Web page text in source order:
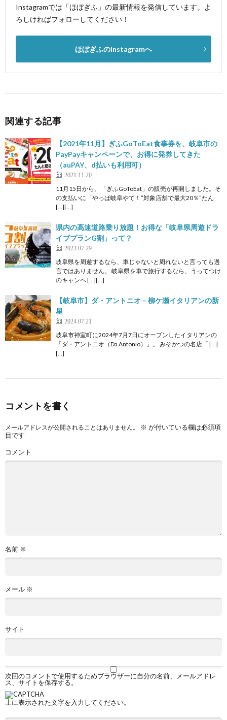
Instagramでは「ほぼぎふ」の最新情報を発信しています。よ
ろしければフォローしてください！
ほぼぎふのInstagramへ
関連する記事
【2021年11月】ぎふGoToEat食事券を、岐阜市の
PayPayキャンペーンで、お得に発券してきた
（auPAY、d払いも利用可）
2021.11.20
11月15日から、「ぎふGoToEat」の販売が再開しました。そ
の支払いに「やっぱ岐阜やて！”対象店舗で最大20％”たん
[…][…]
県内の高速道路乗り放題！お得な「岐阜県周遊ドラ
イブプランG割」って？
2023.07.29
岐阜県を周遊するなら、車じゃないと周れないと言っても過
言ではありません。 岐阜県を車で旅行するなら、うってつけ
のキャンペ […][…]
【岐阜市】ダ・アントニオ – 柳ケ瀬イタリアンの新
星
2024.07.21
岐阜市神室町に2024年7月7日にオープンしたイタリアンの
「ダ・アントニオ（Da Antonio）」。 みそかつの名店「 […]
[…]
コメントを書く
メールアドレスが公開されることはありません。 ※ が付いている欄は必須項
目です
コメント
名前 ※
メール ※
サイト
次回のコメントで使用するためブラウザーに自分の名前、メールアドレ
ス、サイトを保存する。
上に表示された文字を入力してください。